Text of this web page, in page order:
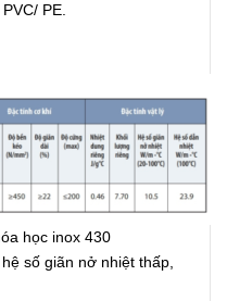
PE.
học inox 430
số giãn nở nhiệt thấp,